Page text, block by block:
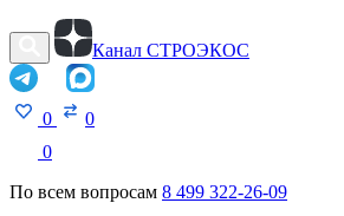
Канал СТРОЭКОС
0
0
0
По всем вопросам 8 499 322-26-09